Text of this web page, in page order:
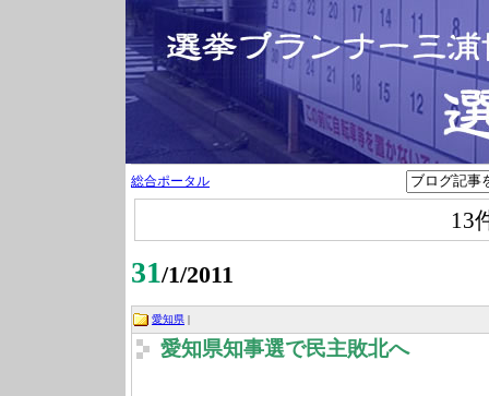
総合ポータル
13
31/1/2011
愛知県 |
愛知県知事選で民主敗北へ